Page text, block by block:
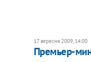
17 вересня 2009, 14:00
Премьер-